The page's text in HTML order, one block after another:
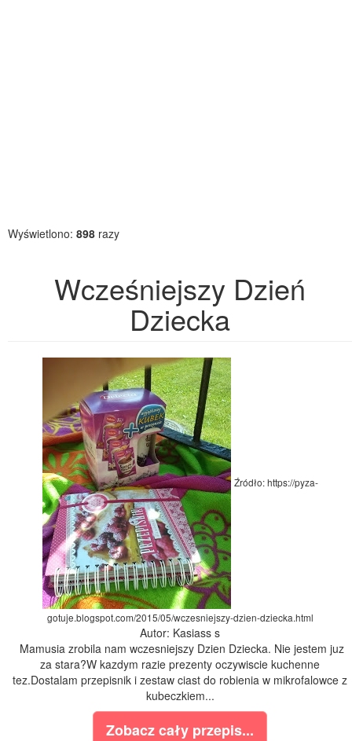
Wyświetlono: 898 razy
Wcześniejszy Dzień
Dziecka
Źródło: https://pyza-
gotuje.blogspot.com/2015/05/wczesniejszy-dzien-dziecka.html
Autor: Kasiass s
Mamusia zrobila nam wczesniejszy Dzien Dziecka. Nie jestem juz
za stara?W kazdym razie prezenty oczywiscie kuchenne
tez.Dostalam przepisnik i zestaw ciast do robienia w mikrofalowce z
kubeczkiem...
Zobacz cały przepis...